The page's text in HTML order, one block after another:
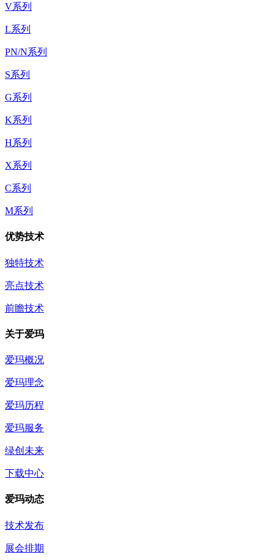
V系列
L系列
PN/N系列
S系列
G系列
K系列
H系列
X系列
C系列
M系列
优势技术
独特技术
亮点技术
前瞻技术
关于爱玛
爱玛概况
爱玛理念
爱玛历程
爱玛服务
绿创未来
下载中心
爱玛动态
技术发布
展会排期